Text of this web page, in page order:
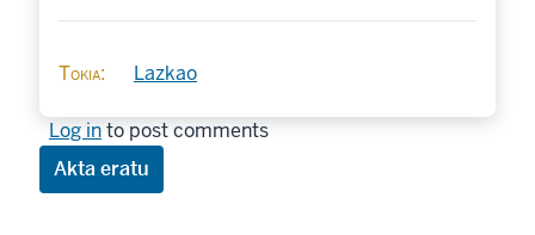
Tokia Lazkao
Log into post comments
Akta eratu